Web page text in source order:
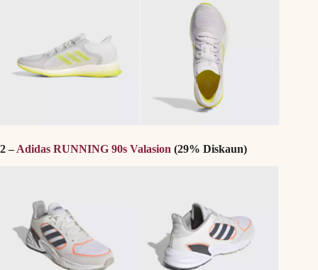
2 –Adidas RUNNING 90s Valasion (29% Diskaun)